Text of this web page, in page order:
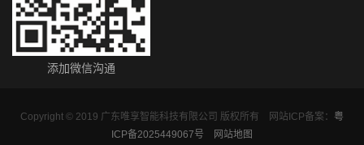
添加微信沟通
Copyright © 2019 广东唯享智能科技有限公司 版权所有 网站ICP备案： 粤
ICP备2025449067号
网站地图